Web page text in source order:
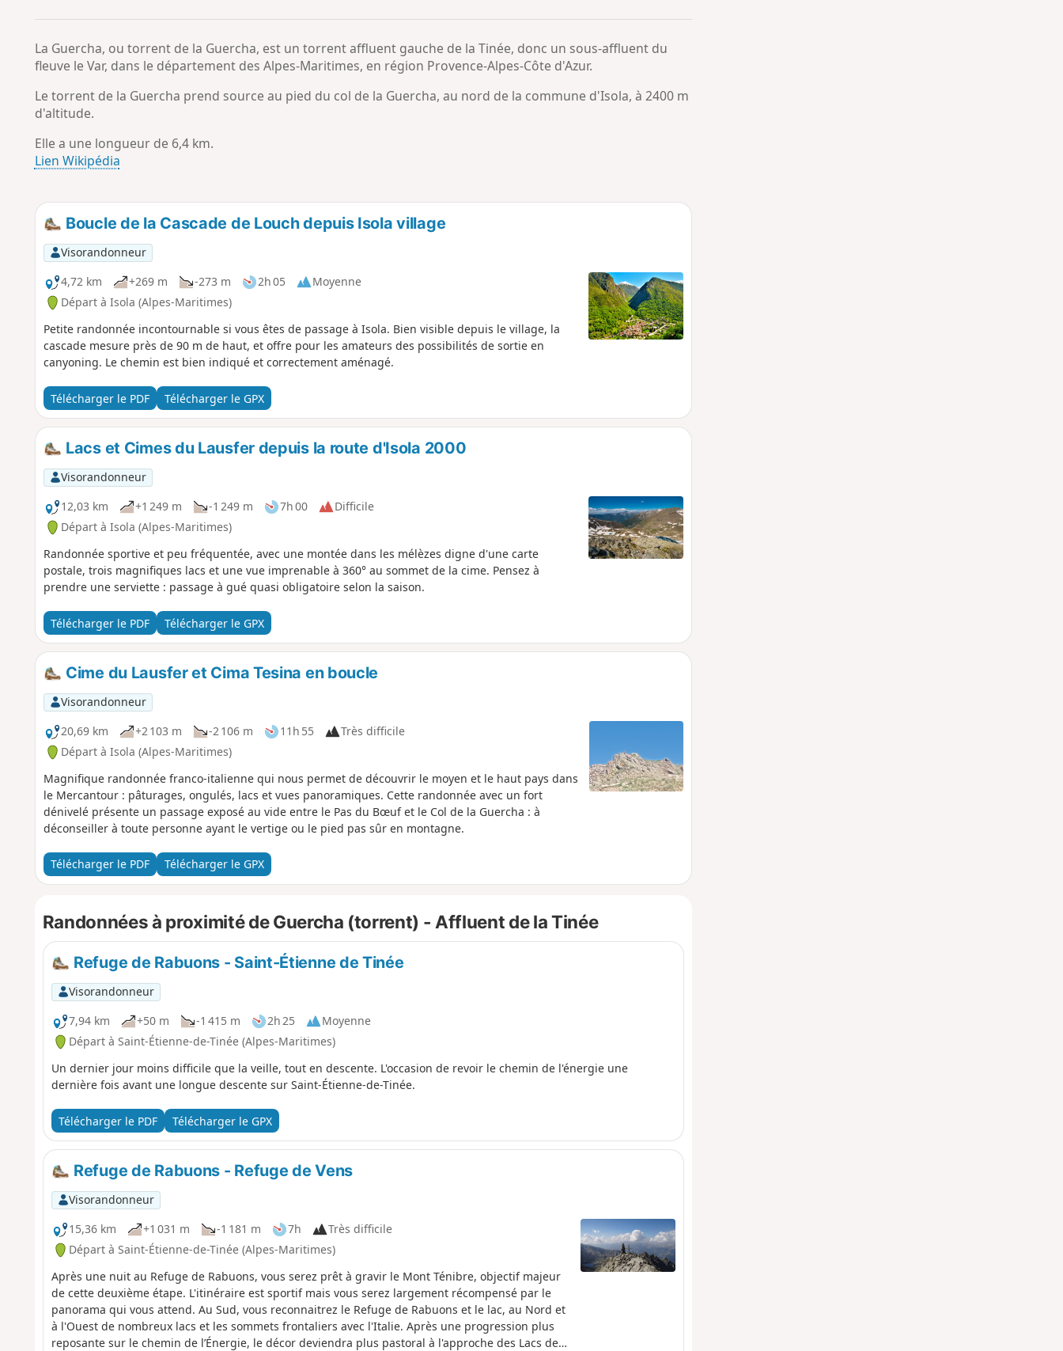
a
p
o
La Guercha, ou torrent de la Guercha, est un torrent affluent gauche de la Tinée, donc un sous-affluent du
fleuve le Var, dans le département des Alpes-Maritimes, en région Provence-Alpes-Côte d'Azur.
Le torrent de la Guercha prend source au pied du col de la Guercha, au nord de la commune d'Isola, à 2400 m
d'altitude.
Elle a une longueur de 6,4 km.
Lien Wikipédia
Boucle de la Cascade de Louch depuis Isola village
Visorandonneur
4,72 km
+269 m -273 m 2h 05
Moyenne
Départ à Isola (Alpes-Maritimes)
Petite randonnée incontournable si vous êtes de passage à Isola. Bien visible depuis le village, la
cascade mesure près de 90 m de haut, et offre pour les amateurs des possibilités de sortie en
canyoning. Le chemin est bien indiqué et correctement aménagé.
Télécharger le PDF Télécharger le GPX
Lacs et Cimes du Lausfer depuis la route d'Isola 2000
Visorandonneur
12,03 km
+1 249 m -1 249 m 7h 00
Difficile
Départ à Isola (Alpes-Maritimes)
Randonnée sportive et peu fréquentée, avec une montée dans les mélèzes digne d'une carte
postale, trois magnifiques lacs et une vue imprenable à 360° au sommet de la cime. Pensez à
prendre une serviette : passage à gué quasi obligatoire selon la saison.
Télécharger le PDF Télécharger le GPX
Cime du Lausfer et Cima Tesina en boucle
Visorandonneur
20,69 km
+2 103 m -2 106 m 11h 55
Très difficile
Départ à Isola (Alpes-Maritimes)
Magnifique randonnée franco-italienne qui nous permet de découvrir le moyen et le haut pays dans
le Mercantour : pâturages, ongulés, lacs et vues panoramiques. Cette randonnée avec un fort
dénivelé présente un passage exposé au vide entre le Pas du Bœuf et le Col de la Guercha : à
déconseiller à toute personne ayant le vertige ou le pied pas sûr en montagne.
Télécharger le PDF Télécharger le GPX
Randonnées à proximité de Guercha (torrent) - Affluent de la Tinée
Refuge de Rabuons - Saint-Étienne de Tinée
Visorandonneur
7,94 km
+50 m -1 415 m 2h 25
Moyenne
Départ à Saint-Étienne-de-Tinée (Alpes-Maritimes)
Un dernier jour moins difficile que la veille, tout en descente. L'occasion de revoir le chemin de l'énergie une
dernière fois avant une longue descente sur Saint-Étienne-de-Tinée.
Télécharger le PDF Télécharger le GPX
Refuge de Rabuons - Refuge de Vens
Visorandonneur
15,36 km
+1 031 m -1 181 m 7h
Très difficile
Départ à Saint-Étienne-de-Tinée (Alpes-Maritimes)
Après une nuit au Refuge de Rabuons, vous serez prêt à gravir le Mont Ténibre, objectif majeur
de cette deuxième étape. L'itinéraire est sportif mais vous serez largement récompensé par le
panorama qui vous attend. Au Sud, vous reconnaitrez le Refuge de Rabuons et le lac, au Nord et
à l'Ouest de nombreux lacs et les sommets frontaliers avec l'Italie. Après une progression plus
reposante sur le chemin de l’Énergie, le décor deviendra plus pastoral à l'approche des Lacs de